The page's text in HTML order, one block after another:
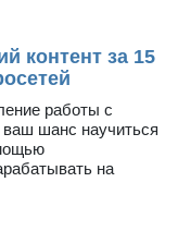
контент за 15
работы с
шанс научиться
на